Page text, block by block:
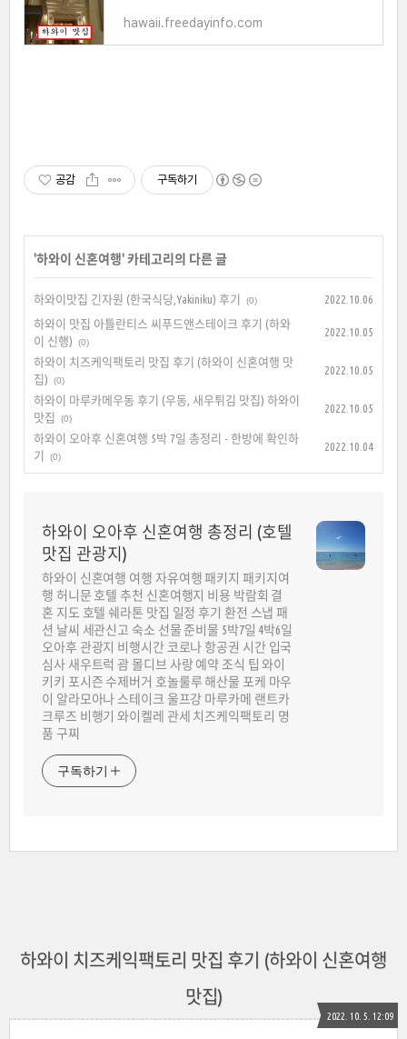
hawaii.freedayinfo.com
공감 구독하기
'하와이 신혼여행' 카테고리의 다른 글
하와이맛집 긴자원 (한국식당,Yakiniku) 후기 (0)
2022.10.06
하와이 맛집 아틀란티스 씨푸드앤스테이크 후기 (하와
이 신행)
(0)
2022.10.05
하와이 치즈케익팩토리 맛집 후기 (하와이 신혼여행 맛
집)
(0)
2022.10.05
하와이 마루카메우동 후기 (우동, 새우튀김 맛집) 하와이
맛집
(0)
2022.10.05
하와이 오아후 신혼여행 5박 7일 총정리 - 한방에 확인하
기
(0)
2022.10.04
하와이 오아후 신혼여행 총정리 (호텔
맛집 관광지)
하와이 신혼여행 여행 자유여행 패키지 패키지여
행 허니문 호텔 추천 신혼여행지 비용 박람회 결
혼 지도 호텔 쉐라톤 맛집 일정 후기 환전 스냅 패
션 날씨 세관신고 숙소 선물 준비물 5박7일 4박6일
오아후 관광지 비행시간 코로나 항공권 시간 입국
심사 새우트럭 괌 몰디브 사랑 예약 조식 팁 와이
키키 포시즌 수제버거 호놀룰루 해산물 포케 마우
이 알라모아나 스테이크 울프강 마루카메 랜트카
크루즈 비행기 와이켈레 관세 치즈케익팩토리 명
품 구찌
구독하기
하와이 치즈케익팩토리 맛집 후기 (하와이 신혼여행
맛집)
2022. 10. 5. 12:09